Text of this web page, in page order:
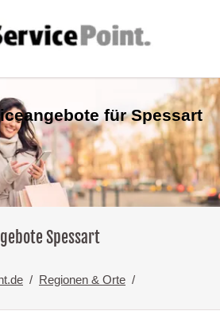
fürSpessart
Spessart
Regionen & Orte